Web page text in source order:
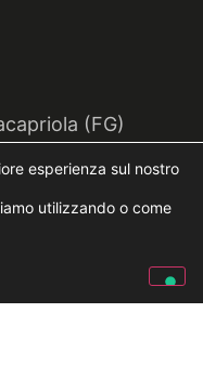
(FG)
esperienza sul nostro
utilizzando o come